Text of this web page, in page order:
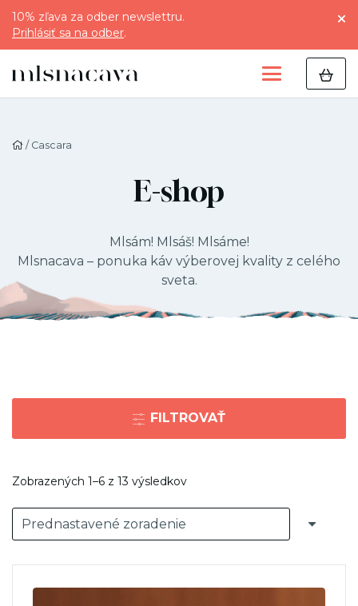
10% zľava za odber newslettru.
Prihlásiť sa na odber.
/ Cascara
E-shop
Mlsám! Mlsáš! Mlsáme!
Mlsnacava – ponuka káv výberovej kvality z celého
sveta.
FILTROVAŤ
Zobrazených 1–6 z 13 výsledkov